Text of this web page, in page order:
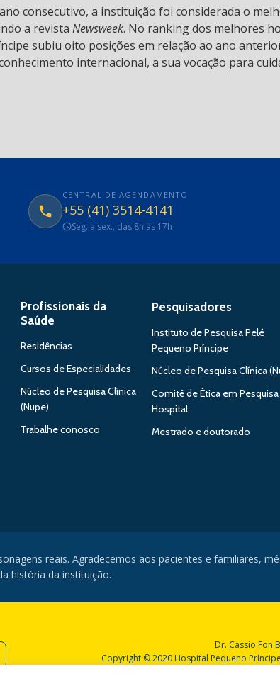
consecutivo, a instituição foi considerada o
a revista Newsweek. No ranking dos melhores
subiu oito posições em relação ao ano
internacional, a sua vocação para
CENTRAL DE AGENDAMENTO
+55 (41) 3514-4141
Seg. a sex., das 8h às 17h
Profissionais da
Saúde
Residências
Cursos de Especialidades
Núcleo de Pesquisa Clínica
(Nupe)
Trabalhe conosco
Pesquisadores
Instituto de Pesquisa Pelé
Pequeno Príncipe
Núcleo de Pesquisa Clínica
Comitê de Ética em
Hospital
Mestrado e doutorado
reais. Agradecemos aos pacientes e familiares,
história da instituição.
Dr. Cassio Fon
Copyright © 2020 Hospital Pequeno